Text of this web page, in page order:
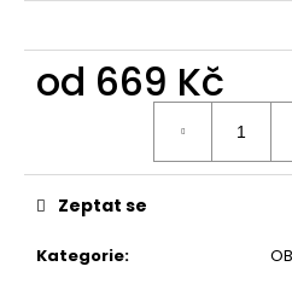
od 669 Kč
Kategorie:
Zeptat se